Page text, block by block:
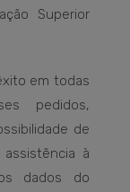
Superior
em todas
pedidos,
de
à
dados do